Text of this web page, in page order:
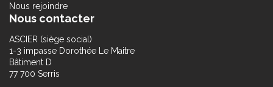
Nous rejoindre
Nous contacter
ASCIER (siège social)
1-3 impasse Dorothée Le Maitre
Bâtiment D
77 700 Serris